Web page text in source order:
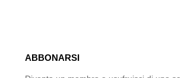
ABBONARSI